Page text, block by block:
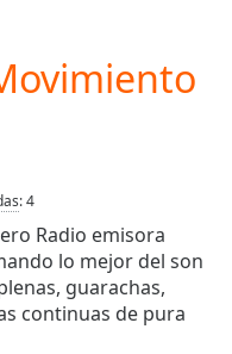
:4
Radio emisora
lo mejor del son
guarachas,
continuas de pura